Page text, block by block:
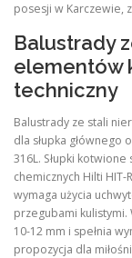
posesji w Karczewie,
Balustrady
elementów
techniczny
Balustrady ze stali
dla słupka głównego
316L. Słupki
chemicznych Hilti
wymaga użycia
przegubami kulistymi.
10-12 mm i spełnia
propozycja dla